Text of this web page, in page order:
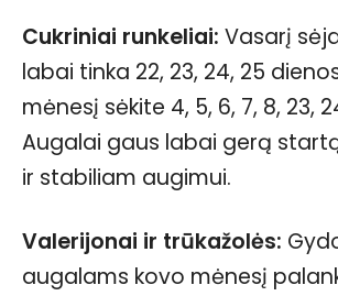
Cukriniai runkeliai: Vasarį
labai tinka 22, 23, 24, 25
mėnesį sėkite 4, 5, 6, 7, 8, 23,
Augalai gaus labai gerą
ir stabiliam augimui.
Valerijonai ir trūkažolės:
augalams kovo mėnesį